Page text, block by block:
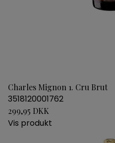
Charles Mignon 1. Cru Brut
3518120001762
299,95 DKK
Vis produkt